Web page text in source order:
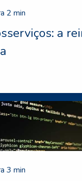
2 min
a
3 min